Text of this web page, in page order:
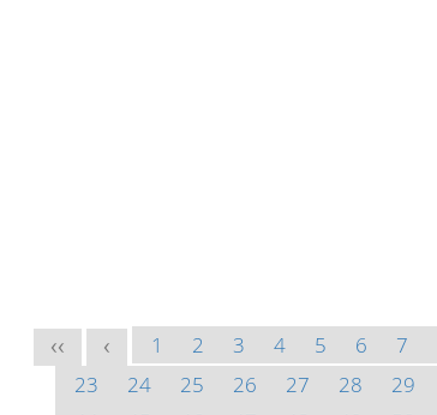
<< < 1 2 3 4 5 6 7
23
24 25 26 27 28 29